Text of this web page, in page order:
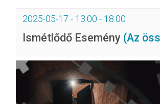
2025-05-17 - 13:00 - 18:00
Ismétlődő Esemény (Az